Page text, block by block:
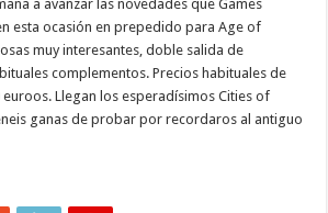
a avanzar las novedades que Games
esta ocasión en prepedido para Age of
muy interesantes, doble salida de
complementos. Precios habituales de
euroos. Llegan los esperadísimos Cities of
ganas de probar por recordaros al antiguo